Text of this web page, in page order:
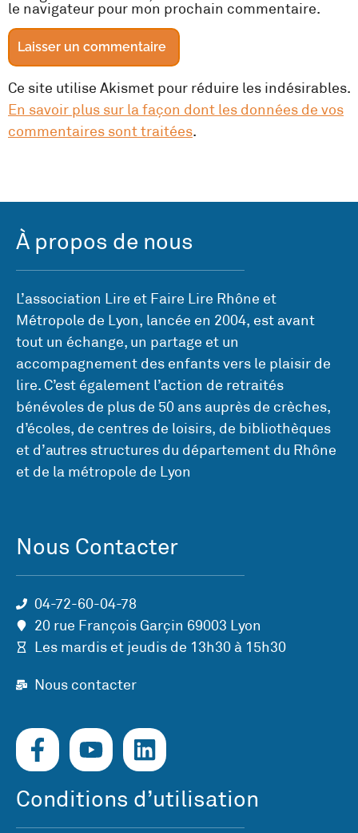
le navigateur pour mon prochain commentaire.
Ce site utilise Akismet pour réduire les indésirables.
En savoir plus sur la façon dont les données de vos
commentaires sont traitées.
À propos de nous
L’association Lire et Faire Lire Rhône et
Métropole de Lyon, lancée en 2004, est avant
tout un échange, un partage et un
accompagnement des enfants vers le plaisir de
lire. C’est également l’action de retraités
bénévoles de plus de 50 ans auprès de crèches,
d’écoles, de centres de loisirs, de bibliothèques
et d’autres structures du département du Rhône
et de la métropole de Lyon
Nous Contacter
04-72-60-04-78
20 rue François Garçin 69003 Lyon
Les mardis et jeudis de 13h30 à 15h30
Nous contacter
Conditions d’utilisation